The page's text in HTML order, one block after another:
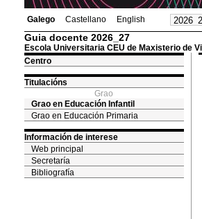
Galego Castellano English
Guia docente 2026_27
Escola Universitaria CEU de Maxisterio de
Centro
Titulacións
Grao
Grao en Educación Infantil
Grao en Educación Primaria
Información de interese
Web principal
Secretaría
Bibliografía